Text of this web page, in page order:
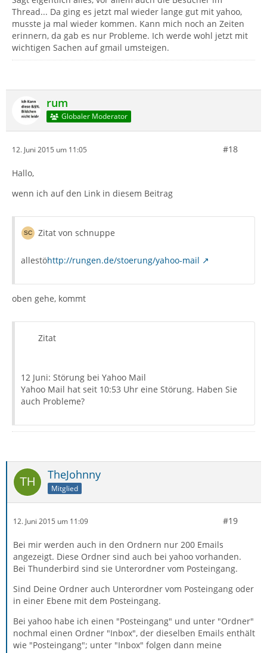
Thread... Da ging es jetzt mal wieder lange gut mit yahoo,
musste ja mal wieder kommen. Kann mich noch an Zeiten
erinnern, da gab es nur Probleme. Ich werde wohl jetzt mit
wichtigen Sachen auf gmail umsteigen.
rum
Globaler Moderator
12. Juni 2015 um 11:05 #18
Hallo,
wenn ich auf den Link in diesem Beitrag
Zitat von schnuppe
allestöhttp://rungen.de/stoerung/yahoo-mail
oben gehe, kommt
Zitat
12 Juni: Störung bei Yahoo Mail
Yahoo Mail hat seit 10:53 Uhr eine Störung. Haben Sie
auch Probleme?
TheJohnny
Mitglied
12. Juni 2015 um 11:09 #19
Bei mir werden auch in den Ordnern nur 200 Emails
angezeigt. Diese Ordner sind auch bei yahoo vorhanden.
Bei Thunderbird sind sie Unterordner vom Posteingang.
Sind Deine Ordner auch Unterordner vom Posteingang oder
in einer Ebene mit dem Posteingang.
Bei yahoo habe ich einen "Posteingang" und unter "Ordner"
nochmal einen Ordner "Inbox", der dieselben Emails enthält
wie "Posteingang"; unter "Inbox" folgen dann meine